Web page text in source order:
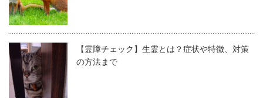
【霊障チェック】生霊とは？症状や特徴、対策
の方法まで